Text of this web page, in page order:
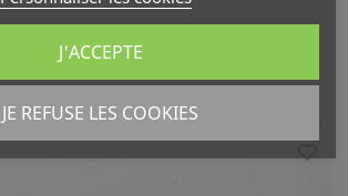
VOUS AIMEREZ AUSSI
JE REFUSE LES COOKIES
J'ACCEPTE